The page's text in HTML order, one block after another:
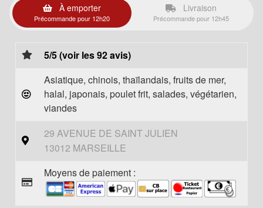
À emporter
Précommande pour 12h20
Livraison
Précommande pour 12h45
5/5 (voir les 92 avis)
Asiatique, chinois, thaïlandais, fruits de mer,
halal, japonais, poulet frit, salades, végétarien,
viandes
29 AVENUE DE SAINT JULIEN
13012 MARSEILLE
Moyens de paiement :